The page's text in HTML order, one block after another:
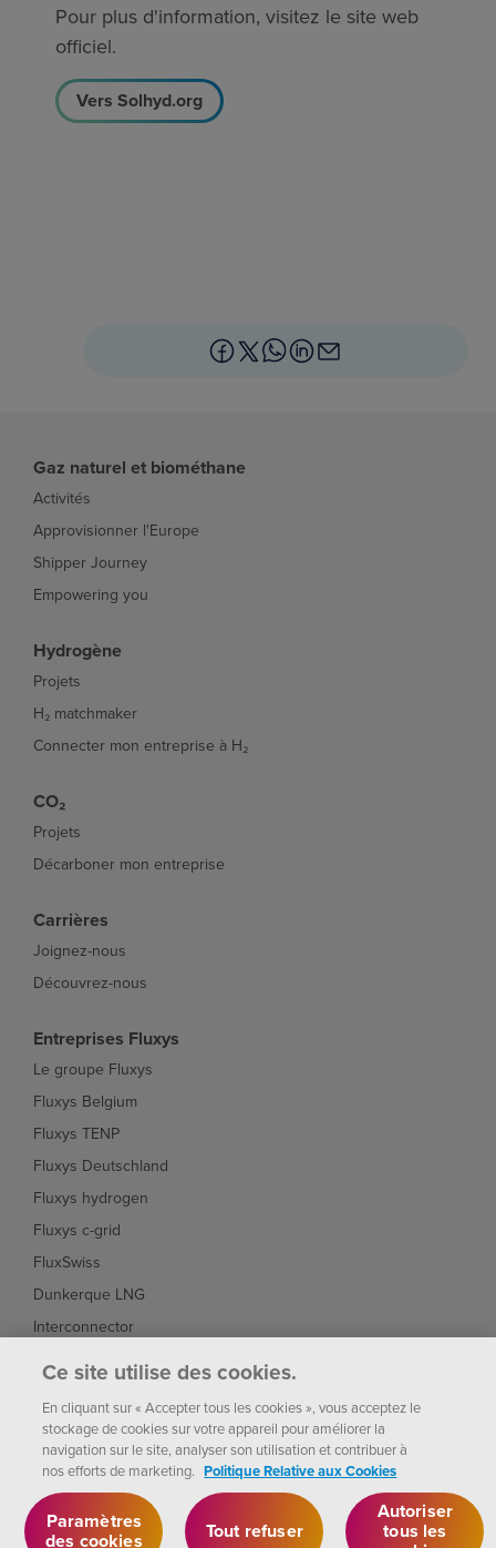
Pour plus d'information, visitez le site web
officiel.
Vers Solhyd.org
Gaz naturel et biométhane
Activités
Approvisionner l'Europe
Shipper Journey
Empowering you
Hydrogène
Projets
H₂ matchmaker
Connecter mon entreprise à H₂
CO₂
Projets
Décarboner mon entreprise
Carrières
Joignez-nous
Découvrez-nous
Entreprises Fluxys
Le groupe Fluxys
Fluxys Belgium
Fluxys TENP
Fluxys Deutschland
Fluxys hydrogen
Fluxys c-grid
FluxSwiss
Dunkerque LNG
Interconnector
Fluxys Brasil
Fluxys
2026
Paramètres des
cookies
Notice
Politique de
Confidentialité
Ce site utilise des cookies.
En cliquant sur « Accepter tous les cookies », vous acceptez le
stockage de cookies sur votre appareil pour améliorer la
navigation sur le site, analyser son utilisation et contribuer à
nos efforts de marketing. Politique Relative aux Cookies
Paramètres
des cookies Tout refuser
Autoriser
tous les